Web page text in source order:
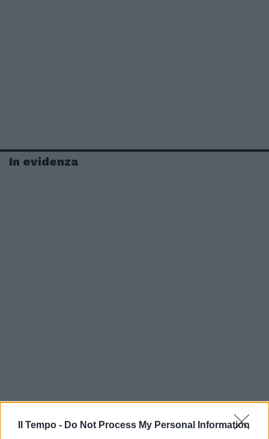
Il Tempo - Do Not Process My Personal Information
In evidenza